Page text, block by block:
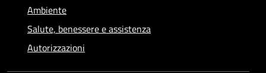
Ambiente
Salute, benessere e assistenza
Autorizzazioni